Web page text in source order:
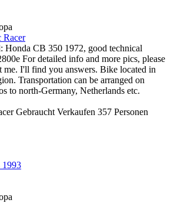
Racer
Honda CB 350 1972, good technical
For detailed info and more pics, please
me. I'll find you answers. Bike located in
Transportation can be arranged on
to north-Germany, Netherlands etc.
Gebraucht Verkaufen 357 Personen